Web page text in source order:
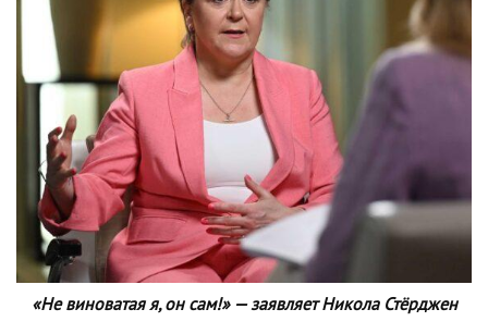
«Не виноватая я, он сам!» — заявляет Никола Стёрджен